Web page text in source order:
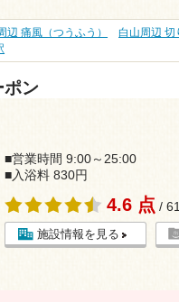
辺 痛風（つうふう） 白山周辺 切
ポン
■営業時間 9:00～25:00
■入浴料 830円
4.6 点 /
施設情報を見る